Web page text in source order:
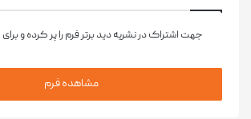
جهت اشتراک در نشریه دید برتر فرم را پر کرده و برای
مشاهده فرم